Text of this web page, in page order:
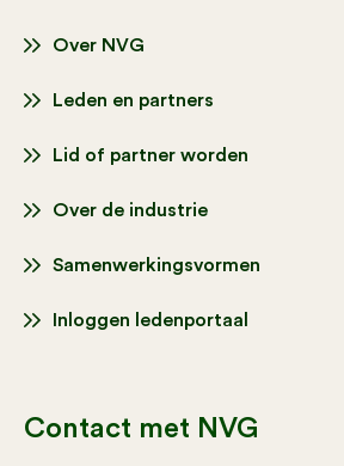
Over NVG
Leden en partners
Lid of partner worden
Over de industrie
Samenwerkingsvormen
Inloggen ledenportaal
Contact met NVG